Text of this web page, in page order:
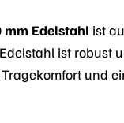
mm Edelstahl ist
ist robust
und